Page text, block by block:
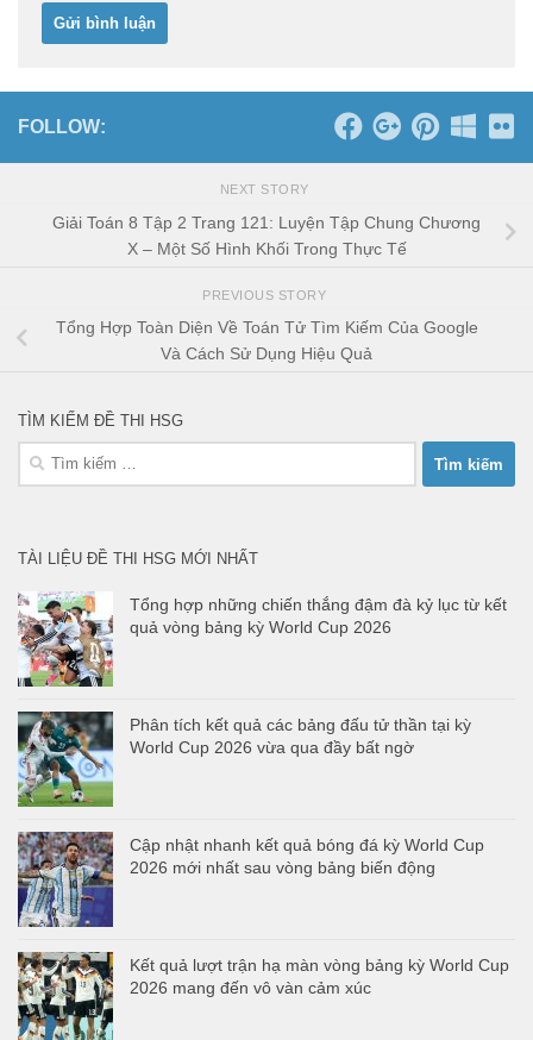
FOLLOW:
NEXT STORY
Giải Toán 8 Tập 2 Trang 121: Luyện Tập Chung Chương
X – Một Số Hình Khối Trong Thực Tế
PREVIOUS STORY
Tổng Hợp Toàn Diện Về Toán Tử Tìm Kiếm Của Google
Và Cách Sử Dụng Hiệu Quả
TÌM KIẾM ĐỀ THI HSG
Tìm
TÀI LIỆU ĐỀ THI HSG MỚI NHẤT
Tổng hợp những chiến thắng đậm đà kỷ lục từ kết
quả vòng bảng kỳ World Cup 2026
Phân tích kết quả các bảng đấu tử thần tại kỳ
World Cup 2026 vừa qua đầy bất ngờ
Cập nhật nhanh kết quả bóng đá kỳ World Cup
2026 mới nhất sau vòng bảng biến động
Kết quả lượt trận hạ màn vòng bảng kỳ World Cup
2026 mang đến vô vàn cảm xúc